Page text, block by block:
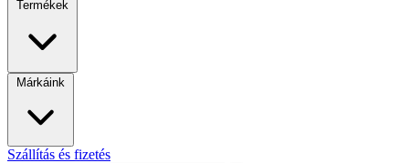
Termékek
Márkáink
Szállítás és fizetés